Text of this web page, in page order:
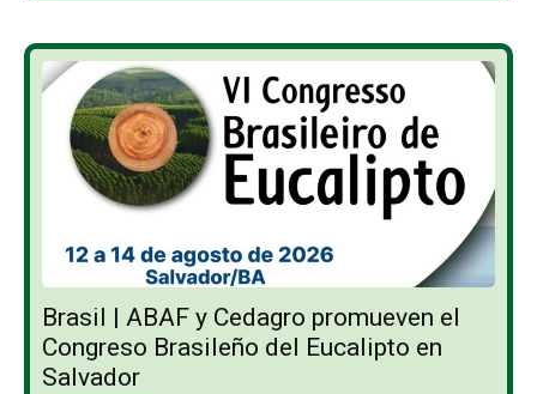
Brasil | ABAF y Cedagro promueven el
Congreso Brasileño del Eucalipto en
Salvador